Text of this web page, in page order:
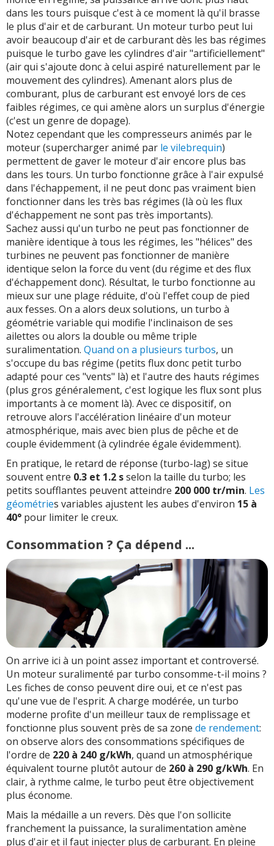
dans les tours puisque c'est à ce moment là qu'il brasse
le plus d'air et de carburant. Un moteur turbo peut lui
avoir beaucoup d'air et de carburant dès les bas régimes
puisque le turbo gave les cylindres d'air "artificiellement"
(air qui s'ajoute donc à celui aspiré naturellement par le
mouvement des cylindres). Amenant alors plus de
comburant, plus de carburant est envoyé lors de ces
faibles régimes, ce qui amène alors un surplus d'énergie
(c'est un genre de dopage).
Notez cependant que les compresseurs animés par le
moteur (supercharger animé par le vilebrequin)
permettent de gaver le moteur d'air encore plus bas
dans les tours. Un turbo fonctionne grâce à l'air expulsé
dans l'échappement, il ne peut donc pas vraiment bien
fonctionner dans les très bas régimes (là où les flux
d'échappement ne sont pas très importants).
Sachez aussi qu'un turbo ne peut pas fonctionner de
manière identique à tous les régimes, les "hélices" des
turbines ne peuvent pas fonctionner de manière
identique selon la force du vent (du régime et des flux
d'échappement donc). Résultat, le turbo fonctionne au
mieux sur une plage réduite, d'où l'effet coup de pied
aux fesses. On a alors deux solutions, un turbo à
géométrie variable qui modifie l'inclinaison de ses
ailettes ou alors la double ou même triple
suralimentation. Quand on a plusieurs turbos, un
s'occupe du bas régime (petits flux donc petit turbo
adapté pour ces "vents" là) et l'autre des hauts régimes
(plus gros généralement, c'est logique les flux sont plus
importants à ce moment là). Avec ce dispositif, on
retrouve alors l'accélération linéaire d'un moteur
atmosphérique, mais avec bien plus de pêche et de
couple évidemment (à cylindrée égale évidemment).
En pratique, le retard de réponse (turbo-lag) se situe
souvent entre 0.3 et 1.2 sselon la taille du turbo; les
petits soufflantes peuvent atteindre 200 000 tr/min. Les
géométries variables ajustent les aubes d'environ 15 à
40° pour limiter le creux.
Consommation ? Ça dépend ...
On arrive ici à un point assez important et controversé.
Un moteur suralimenté par turbo consomme-t-il moins ?
Les fiches de conso peuvent dire oui, et ce n'est pas
qu'une vue de l'esprit. A charge modérée, un turbo
moderne profite d'un meilleur taux de remplissage et
fonctionne plus souvent près de sa zone de rendement:
on observe alors des consommations spécifiques de
l'ordre de 220 à 240 g/kWh, quand un atmosphérique
équivalent tourne plutôt autour de 260 à 290 g/kWh. En
clair, à rythme calme, le turbo peut être objectivement
plus économe.
Mais la médaille a un revers. Dès que l'on sollicite
franchement la puissance, la suralimentation amène
plus d'air et il faut injecter plus de carburant. En pleine